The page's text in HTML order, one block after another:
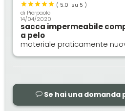
( 5.0 su 5 )
di Pierpaolo
14/04/2020
sacca impermeabile
a pelo
materiale praticamente
Se hai una domanda